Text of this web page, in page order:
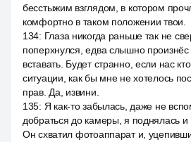
бесстыжим взглядом, в котором
комфортно в таком положении твои.
134: Глаза никогда раньше так не
поперхнулся, едва слышно
вставать. Будет странно, если нас
ситуации, как бы мне не хотелось
прав. Да, извини.
135: Я как-то забылась, даже не
добраться до камеры, я поднялась и
Он схватил фотоаппарат и,